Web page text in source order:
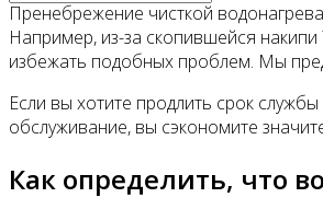
Пренебрежение чисткой
Например, из-за скопившейся
избежать подобных проблем. Мы
Если вы хотите продлить срок
обслуживание, вы сэкономите
Как определить, что